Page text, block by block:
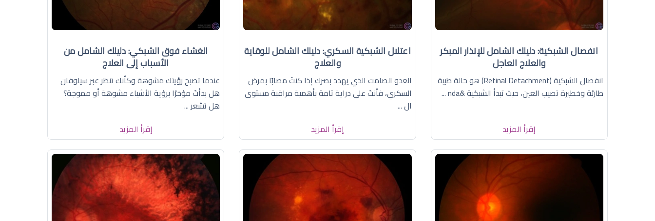
انفصال الشبكية: دليلك الشامل للإنذار المبكر
والعلاج العاجل
انفصال الشبكية (Retinal Detachment) هو حالة طبية
طارئة وخطيرة تصيب العين، حيث تبدأ الشبكية &nda ...
إقرأ المزيد
اعتلال الشبكية السكري: دليلك الشامل للوقاية
والعلاج
العدو الصامت الذي يهدد بصرك إذا كنتَ مصابًا بمرض
السكري، فأنتَ على دراية تامة بأهمية مراقبة مستوى
ال ...
إقرأ المزيد
الغشاء فوق الشبكي: دليلك الشامل من
الأسباب إلى العلاج
عندما تصبح رؤيتك مشوهة وكأنك تنظر عبر سيلوفان
هل بدأتَ مؤخرًا برؤية الأشياء مشوهة أو مموجة؟
هل تشعر ...
إقرأ المزيد